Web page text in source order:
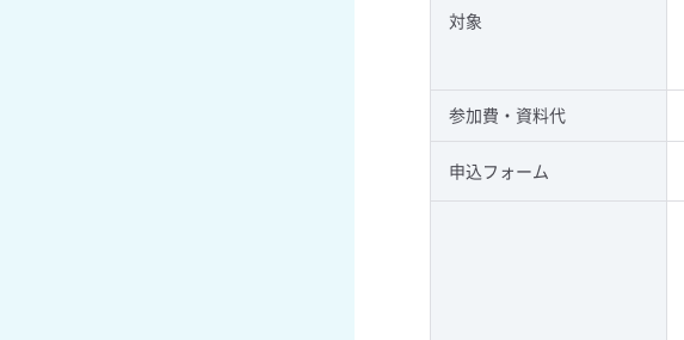
対象
参加費・資料代
申込フォーム